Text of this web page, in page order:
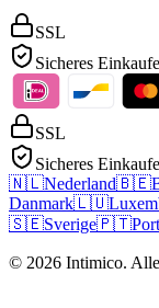
SSL
Sicheres
SSL
Sicheres
🇳🇱Nederland🇧🇪
Danmark🇱🇺
🇸🇪Sverige🇵🇹
© 2026 Intimico.